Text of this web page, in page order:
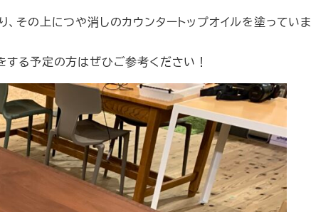
その上につや消しのカウンタートップオイルを塗っていま
る予定の方はぜひご参考ください！